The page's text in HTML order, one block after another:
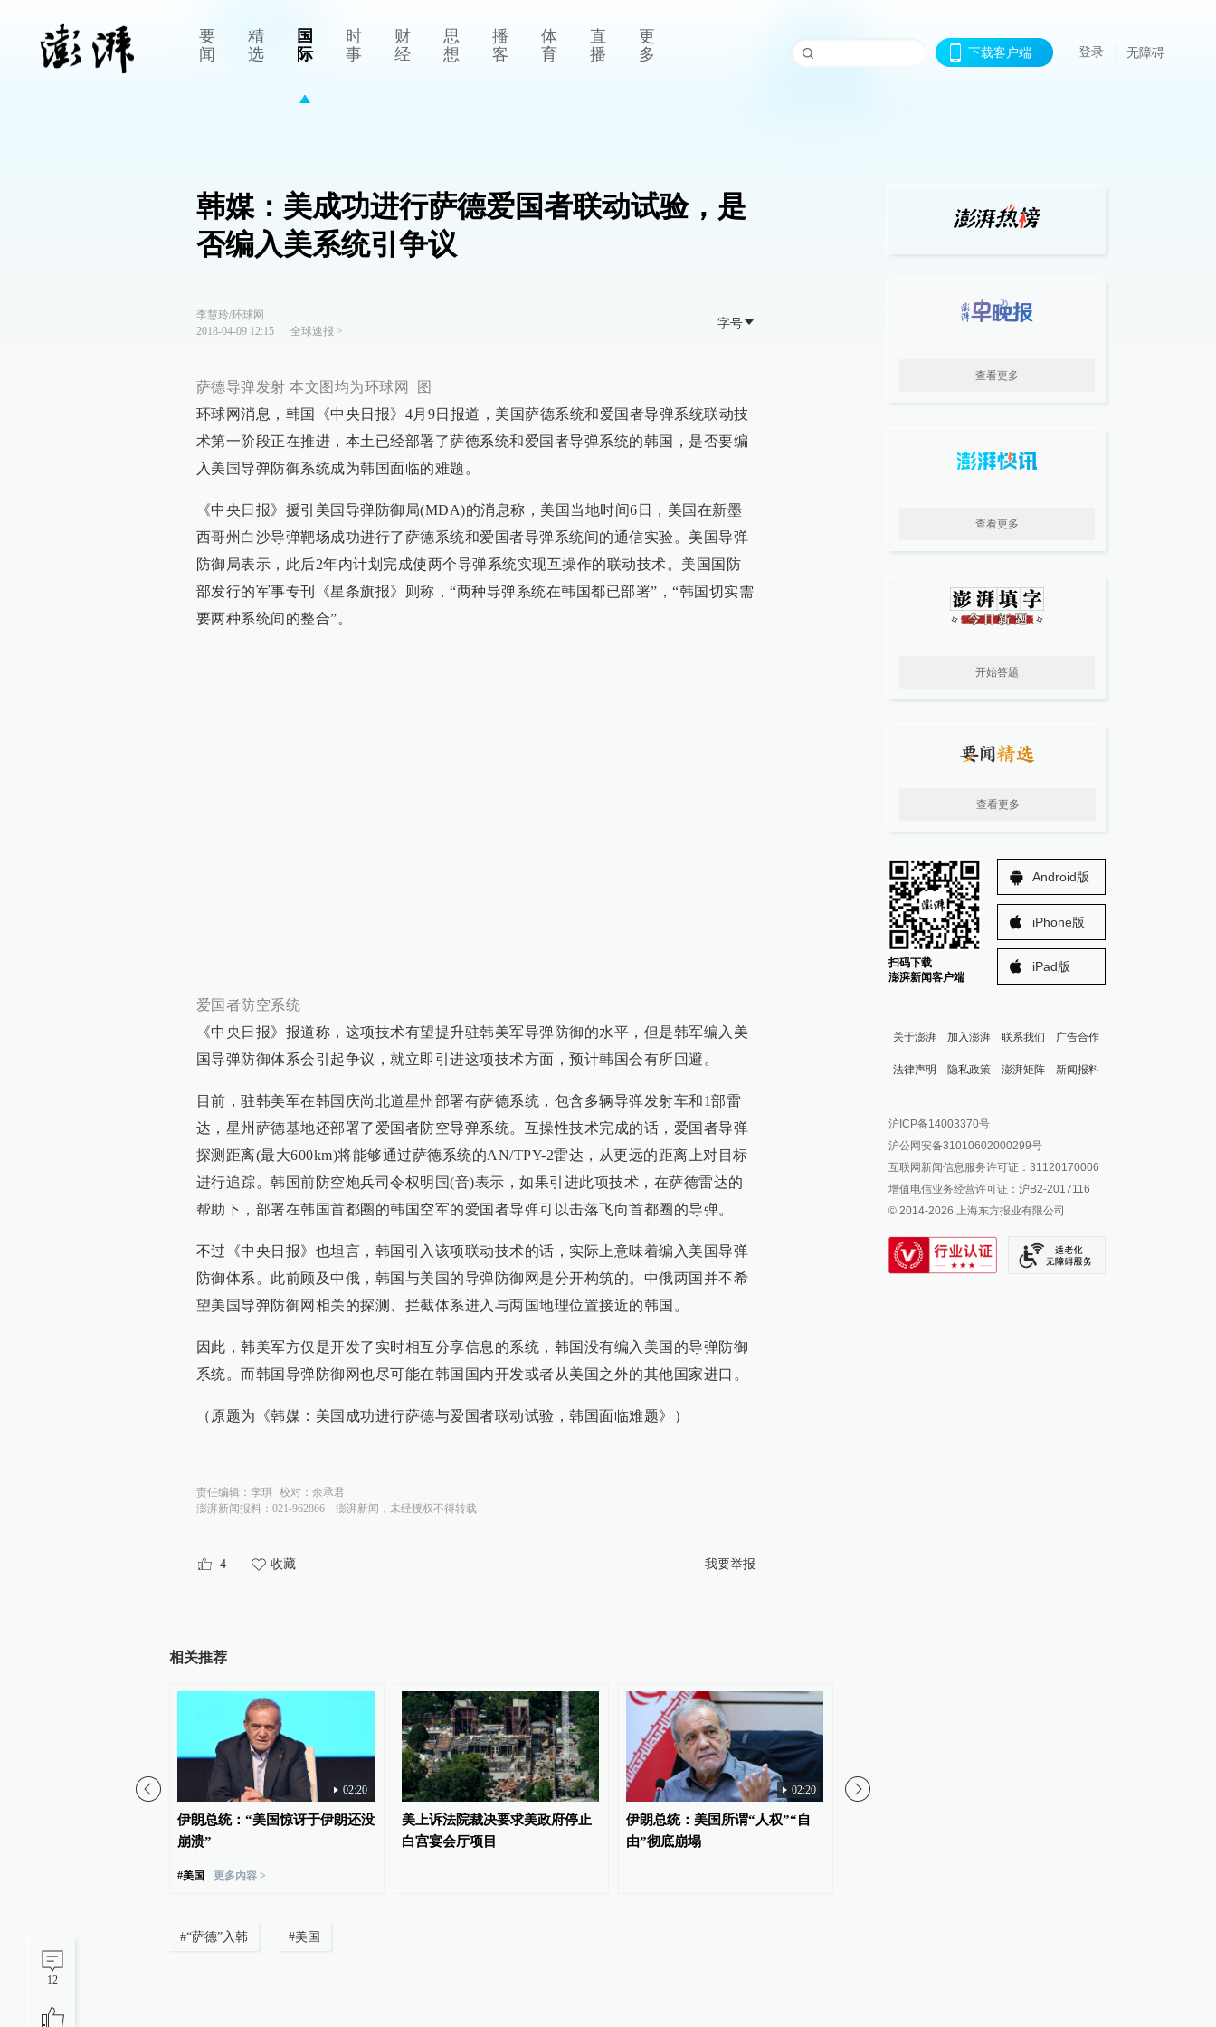
要
闻
精
选
国
际
时
事
财
经
思
想
播
客
体
育
直
播
更
多
下载客户端 登录 无障碍
12
韩媒：美成功进行萨德爱国者联动试验，是
否编入美系统引争议
李慧玲/环球网
2018-04-09 12:15
全球速报 >
字号
萨德导弹发射 本文图均为环球网 图
环球网消息，韩国《中央日报》4月9日报道，美国萨德系统和爱国者导弹系统联动技
术第一阶段正在推进，本土已经部署了萨德系统和爱国者导弹系统的韩国，是否要编
入美国导弹防御系统成为韩国面临的难题。
《中央日报》援引美国导弹防御局(MDA)的消息称，美国当地时间6日，美国在新墨
西哥州白沙导弹靶场成功进行了萨德系统和爱国者导弹系统间的通信实验。美国导弹
防御局表示，此后2年内计划完成使两个导弹系统实现互操作的联动技术。美国国防
部发行的军事专刊《星条旗报》则称，“两种导弹系统在韩国都已部署”，“韩国切实需
要两种系统间的整合”。
爱国者防空系统
《中央日报》报道称，这项技术有望提升驻韩美军导弹防御的水平，但是韩军编入美
国导弹防御体系会引起争议，就立即引进这项技术方面，预计韩国会有所回避。
目前，驻韩美军在韩国庆尚北道星州部署有萨德系统，包含多辆导弹发射车和1部雷
达，星州萨德基地还部署了爱国者防空导弹系统。互操性技术完成的话，爱国者导弹
探测距离(最大600km)将能够通过萨德系统的AN/TPY-2雷达，从更远的距离上对目标
进行追踪。韩国前防空炮兵司令权明国(音)表示，如果引进此项技术，在萨德雷达的
帮助下，部署在韩国首都圈的韩国空军的爱国者导弹可以击落飞向首都圈的导弹。
不过《中央日报》也坦言，韩国引入该项联动技术的话，实际上意味着编入美国导弹
防御体系。此前顾及中俄，韩国与美国的导弹防御网是分开构筑的。中俄两国并不希
望美国导弹防御网相关的探测、拦截体系进入与两国地理位置接近的韩国。
因此，韩美军方仅是开发了实时相互分享信息的系统，韩国没有编入美国的导弹防御
系统。而韩国导弹防御网也尽可能在韩国国内开发或者从美国之外的其他国家进口。
（原题为《韩媒：美国成功进行萨德与爱国者联动试验，韩国面临难题》）
责任编辑： 李琪 校对： 余承君
澎湃新闻报料：021-962866
澎湃新闻，未经授权不得转载
4 收藏 我要举报
相关推荐
02:20
伊朗总统：“美国惊讶于伊朗还没
崩溃”
#美国 更多内容 >
美上诉法院裁决要求美政府停止
白宫宴会厅项目
02:20
伊朗总统：美国所谓“人权”“自
由”彻底崩塌
#“萨德”入韩 #美国
查看更多
查看更多
开始答题
查看更多
扫码下载
澎湃新闻客户端
Android版
iPhone版
iPad版
关于澎湃 加入澎湃 联系我们 广告合作
法律声明 隐私政策 澎湃矩阵
澎湃新闻公众号
澎湃新闻抖音号
派生万物开放平台
IP SHANGHAI
SIXTH TONE
新闻报料
报料邮箱: news@thepaper.cn
沪ICP备14003370号
沪公网安备31010602000299号
互联网新闻信息服务许可证：31120170006
增值电信业务经营许可证：沪B2-2017116
© 2014-2026 上海东方报业有限公司